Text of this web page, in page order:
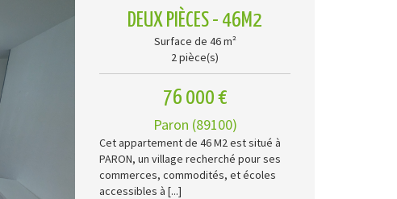
DEUX PIÈCES - 46M2
Surface de 46 m²
2 pièce(s)
76 000 €
Paron (89100)
Cet appartement de 46 M2 est situé à
PARON, un village recherché pour ses
commerces, commodités, et écoles
accessibles à [...]